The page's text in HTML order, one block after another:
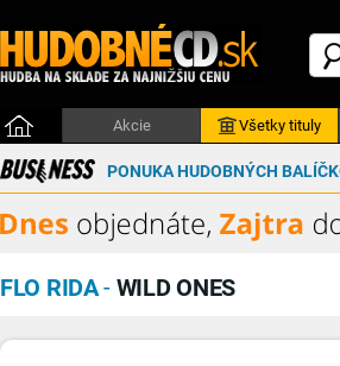
Akcie Všetky tituly
PONUKA HUDOBNÝCH
FLO RIDA- WILD ONES